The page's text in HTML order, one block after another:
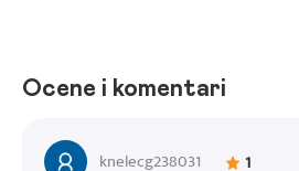
Ocene i komentari
knelecg238031 1